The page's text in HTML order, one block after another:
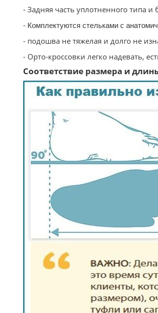
- Задняя часть уплотненного типа и
- Комплектуются стельками с
- подошва не тяжелая и долго не
- Орто-кроссовки легко надевать,
Соответствие размера и